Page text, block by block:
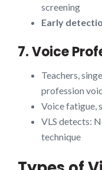
screening
Early
7. Voice
Teachers,
profession
Voice fatigue,
VLS detects:
technique